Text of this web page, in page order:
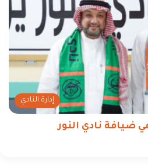
إدارة النادي
ضيافة نادي النور